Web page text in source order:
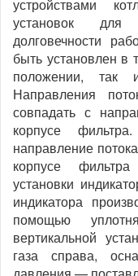
устройствами
установок
долговечности
быть установлен в
положении, так
Направления
совпадать с
корпусе
направление
корпусе
установки
индикатора
помощью
вертикальной
газа справа,